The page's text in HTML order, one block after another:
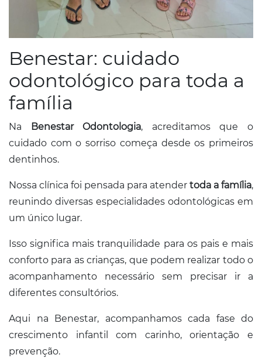
Benestar: cuidado
odontológico para toda a
família
Na Benestar Odontologia, acreditamos que o
cuidado com o sorriso começa desde os primeiros
dentinhos.
Nossa clínica foi pensada para atender toda a família,
reunindo diversas especialidades odontológicas em
um único lugar.
Isso significa mais tranquilidade para os pais e mais
conforto para as crianças, que podem realizar todo o
acompanhamento necessário sem precisar ir a
diferentes consultórios.
Aqui na Benestar, acompanhamos cada fase do
crescimento infantil com carinho, orientação e
prevenção.